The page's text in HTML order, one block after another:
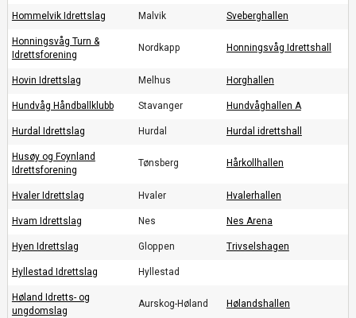
Hommelvik Idrettslag Malvik Sveberghallen
Honningsvåg Turn &
Idrettsforening
Nordkapp Honningsvåg Idrettshall
Hovin Idrettslag Melhus Horghallen
Hundvåg Håndballklubb Stavanger Hundvåghallen A
Hurdal Idrettslag Hurdal Hurdal idrettshall
Husøy og Foynland
Idrettsforening
Tønsberg Hårkollhallen
Hvaler Idrettslag Hvaler Hvalerhallen
Hvam Idrettslag Nes Nes Arena
Hyen Idrettslag Gloppen Trivselshagen
Hyllestad Idrettslag Hyllestad
Høland Idretts- og
ungdomslag
Aurskog-Høland Hølandshallen